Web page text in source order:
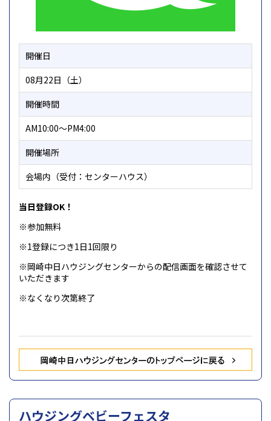
開催日
08月22日（土）
開催時間
AM10:00～PM4:00
開催場所
会場内（受付：センターハウス）
当日登録OK！
※参加無料
※1登録につき1日1回限り
※岡崎中日ハウジングセンターからの配信画面を確認させて
いただきます
※なくなり次第終了
ハウジングベビーフェスタ